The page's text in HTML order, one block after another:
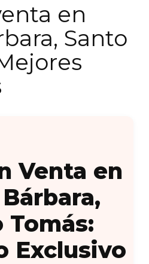
en
Santo
Venta en
Tomás:
Exclusivo